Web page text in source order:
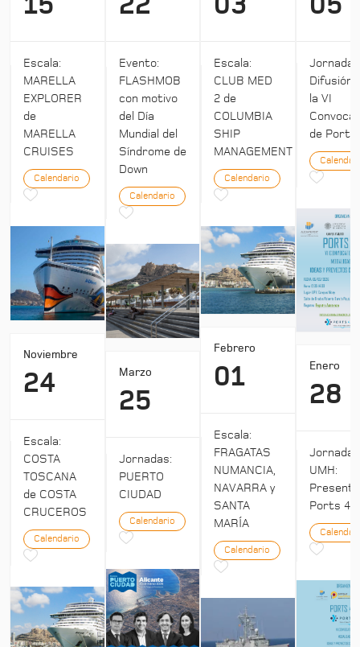
Escala:
MARELLA
EXPLORER
de
MARELLA
CRUISES
Calendario
Noviembre
24
Escala:
COSTA
TOSCANA
de COSTA
CRUCEROS
Calendario
Evento:
FLASHMOB
con motivo
del Día
Mundial del
Síndrome de
Down
Calendario
Marzo
25
Jornadas:
PUERTO
CIUDAD
Calendario
Escala:
CLUB MED
2 de
COLUMBIA
SHIP
MANAGEMENT
Calendario
Febrero
01
Escala:
FRAGATAS
NUMANCIA,
NAVARRA y
SANTA
MARÍA
Calendario
Jornada:
Difusión
la VI
de Ports
Enero
28
Jornadas
UMH:
Ports 4:0